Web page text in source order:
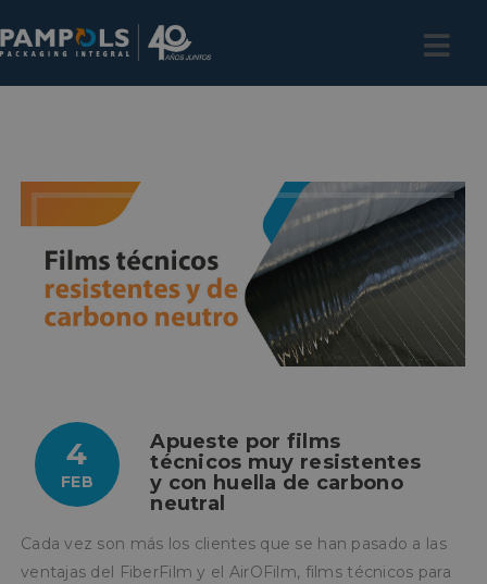
4
FEB
Apueste por films
técnicos muy resistentes
y con huella de carbono
neutral
Cada vez son más los clientes que se han pasado a las
ventajas del FiberFilm y el AirOFilm, films técnicos para